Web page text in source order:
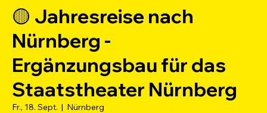
🟡 Jahresreise nach
Nürnberg -
Ergänzungsbau für das
Staatstheater Nürnberg
Fr., 18. Sept.
  |
Nürnberg